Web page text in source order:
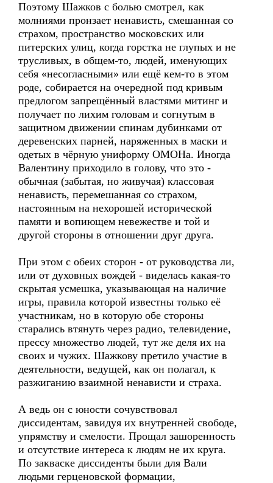
Поэтому Шажков с болью смотрел, как
молниями пронзает ненависть, смешанная со
страхом, пространство московских или
питерских улиц, когда горстка не глупых и не
трусливых, в общем-то, людей, именующих
себя «несогласными» или ещё кем-то в этом
роде, собирается на очередной под кривым
предлогом запрещённый властями митинг и
получает по лихим головам и согнутым в
защитном движении спинам дубинками от
деревенских парней, наряженных в маски и
одетых в чёрную униформу ОМОНа. Иногда
Валентину приходило в голову, что это -
обычная (забытая, но живучая) классовая
ненависть, перемешанная со страхом,
настоянным на нехорошей исторической
памяти и вопиющем невежестве и той и
другой стороны в отношении друг друга.
При этом с обеих сторон - от руководства ли,
или от духовных вождей - виделась какая-то
скрытая усмешка, указывающая на наличие
игры, правила которой известны только её
участникам, но в которую обе стороны
старались втянуть через радио, телевидение,
прессу множество людей, тут же деля их на
своих и чужих. Шажкову претило участие в
деятельности, ведущей, как он полагал, к
разжиганию взаимной ненависти и страха.
А ведь он с юности сочувствовал
диссидентам, завидуя их внутренней свободе,
упрямству и смелости. Прощал зашоренность
и отсутствие интереса к людям не их круга.
По закваске диссиденты были для Вали
людьми герценовской формации,